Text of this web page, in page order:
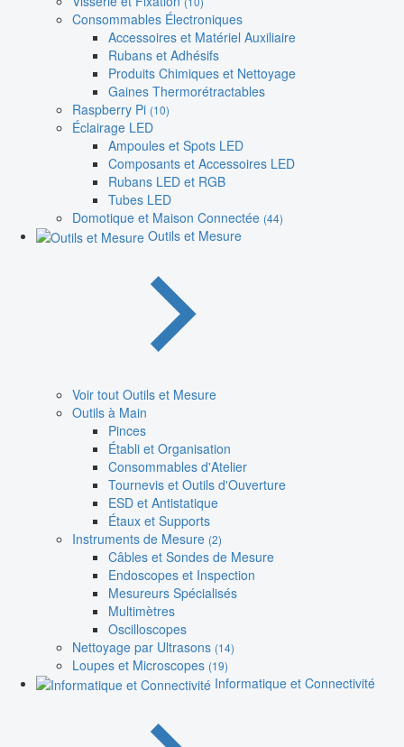
Consommables Électroniques
Accessoires et Matériel Auxiliaire
Rubans et Adhésifs
Produits Chimiques et Nettoyage
Gaines Thermorétractables
Raspberry Pi (10)
Éclairage LED
Ampoules et Spots LED
Composants et Accessoires LED
Rubans LED et RGB
Tubes LED
Domotique et Maison Connectée (44)
Outils et Mesure
Voir tout Outils et Mesure
Outils à Main
Pinces
Établi et Organisation
Consommables d'Atelier
Tournevis et Outils d'Ouverture
ESD et Antistatique
Étaux et Supports
Instruments de Mesure (2)
Câbles et Sondes de Mesure
Endoscopes et Inspection
Mesureurs Spécialisés
Multimètres
Oscilloscopes
Nettoyage par Ultrasons (14)
Loupes et Microscopes (19)
Informatique et Connectivité